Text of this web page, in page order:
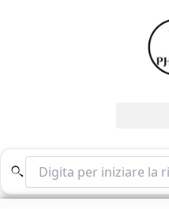
Cerca nel sito